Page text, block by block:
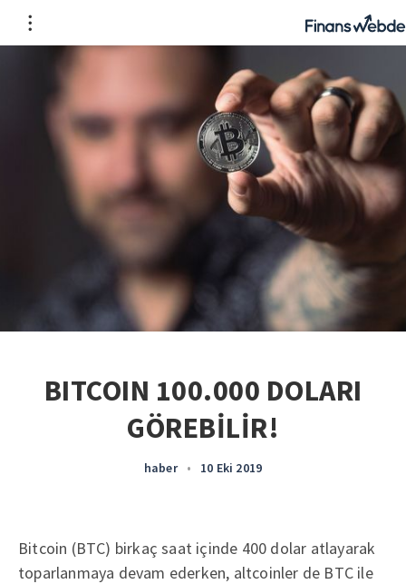
BITCOIN 100.000 DOLARI
GÖREBİLİR!
haber • 10 Eki 2019
Bitcoin (BTC) birkaç saat içinde 400 dolar atlayarak
toparlanmaya devam ederken, altcoinler de BTC ile